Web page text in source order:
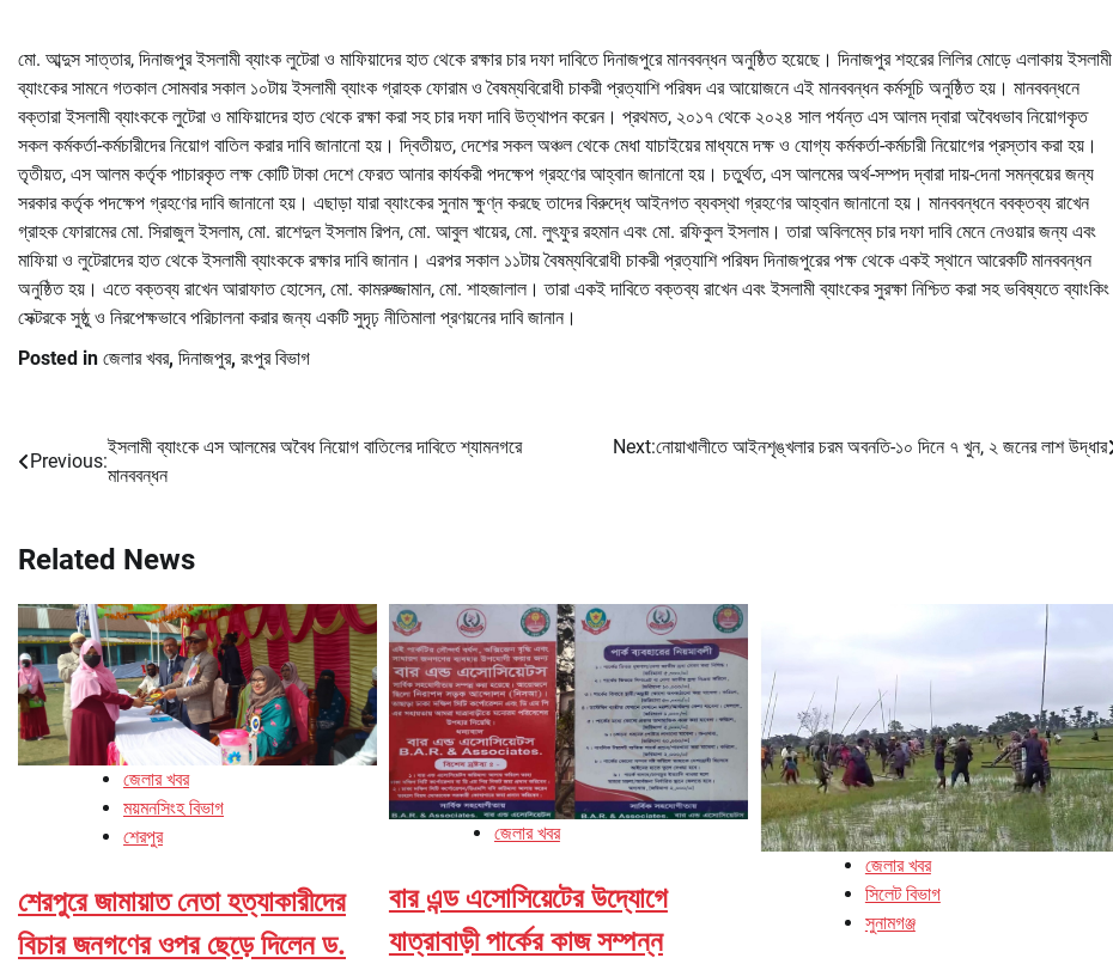
মো. আব্দুস সাত্তার, দিনাজপুর ইসলামী ব্যাংক লুটেরা ও মাফিয়াদের হাত থেকে রক্ষার চার দফা দাবিতে দিনাজপুরে মানববন্ধন অনুষ্ঠিত হয়েছে। দিনাজপুর শহরের লিলির মোড়ে এলাকায় ইসলামী
ব্যাংকের সামনে গতকাল সোমবার সকাল ১০টায় ইসলামী ব্যাংক গ্রাহক ফোরাম ও বৈষম্যবিরোধী চাকরী প্রত্যাশি পরিষদ এর আয়োজনে এই মানববন্ধন কর্মসূচি অনুষ্ঠিত হয়। মানববন্ধনে
বক্তারা ইসলামী ব্যাংককে লুটেরা ও মাফিয়াদের হাত থেকে রক্ষা করা সহ চার দফা দাবি উত্থাপন করেন। প্রথমত, ২০১৭ থেকে ২০২৪ সাল পর্যন্ত এস আলম দ্বারা অবৈধভাব নিয়োগকৃত
সকল কর্মকর্তা-কর্মচারীদের নিয়োগ বাতিল করার দাবি জানানো হয়। দ্বিতীয়ত, দেশের সকল অঞ্চল থেকে মেধা যাচাইয়ের মাধ্যমে দক্ষ ও যোগ্য কর্মকর্তা-কর্মচারী নিয়োগের প্রস্তাব করা হয়।
তৃতীয়ত, এস আলম কর্তৃক পাচারকৃত লক্ষ কোটি টাকা দেশে ফেরত আনার কার্যকরী পদক্ষেপ গ্রহণের আহ্বান জানানো হয়। চতুর্থত, এস আলমের অর্থ-সম্পদ দ্বারা দায়-দেনা সমন্বয়ের জন্য
সরকার কর্তৃক পদক্ষেপ গ্রহণের দাবি জানানো হয়। এছাড়া যারা ব্যাংকের সুনাম ক্ষুণ্ন করছে তাদের বিরুদ্ধে আইনগত ব্যবস্থা গ্রহণের আহ্বান জানানো হয়। মানববন্ধনে ববক্তব্য রাখেন
গ্রাহক ফোরামের মো. সিরাজুল ইসলাম, মো. রাশেদুল ইসলাম রিপন, মো. আবুল খায়ের, মো. লুৎফুর রহমান এবং মো. রফিকুল ইসলাম। তারা অবিলম্বে চার দফা দাবি মেনে নেওয়ার জন্য এবং
মাফিয়া ও লুটেরাদের হাত থেকে ইসলামী ব্যাংককে রক্ষার দাবি জানান। এরপর সকাল ১১টায় বৈষম্যবিরোধী চাকরী প্রত্যাশি পরিষদ দিনাজপুরের পক্ষ থেকে একই স্থানে আরেকটি মানববন্ধন
অনুষ্ঠিত হয়। এতে বক্তব্য রাখেন আরাফাত হোসেন, মো. কামরুজ্জামান, মো. শাহজালাল। তারা একই দাবিতে বক্তব্য রাখেন এবং ইসলামী ব্যাংকের সুরক্ষা নিশ্চিত করা সহ ভবিষ্যতে ব্যাংকিং
সেক্টরকে সুষ্ঠু ও নিরপেক্ষভাবে পরিচালনা করার জন্য একটি সুদৃঢ় নীতিমালা প্রণয়নের দাবি জানান।
Posted in জেলার খবর, দিনাজপুর, রংপুর বিভাগ
Post
navigation
Previous:
ইসলামী ব্যাংকে এস আলমের অবৈধ নিয়োগ বাতিলের দাবিতে শ্যামনগরে
মানববন্ধন
Next:নোয়াখালীতে আইনশৃঙ্খলার চরম অবনতি-১০ দিনে ৭ খুন, ২ জনের লাশ উদ্ধার
Related News
জেলার খবর
ময়মনসিংহ বিভাগ
শেরপুর
শেরপুরে জামায়াত নেতা হত্যাকারীদের
বিচার জনগণের ওপর ছেড়ে দিলেন ড.
জেলার খবর
বার এন্ড এসোসিয়েটের উদ্যোগে
যাত্রাবাড়ী পার্কের কাজ সম্পন্ন
জেলার খবর
সিলেট বিভাগ
সুনামগঞ্জ